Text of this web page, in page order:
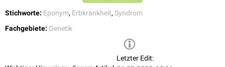
Stichworte: Eponym, Erbkrankheit, Syndrom
Fachgebiete: Genetik
Letzter Edit: